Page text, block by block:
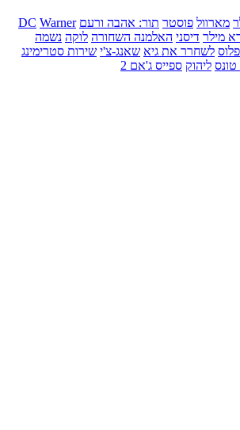
מארוול פוסטר תור: אהבה ורעם DC Warner
מילר דיסני האלמנה השחורה לוקה נשמה
לשחרר את גיא שאנג-צ'י שירות סטרימינג
טונס ליהוק ספייס ג'אם 2